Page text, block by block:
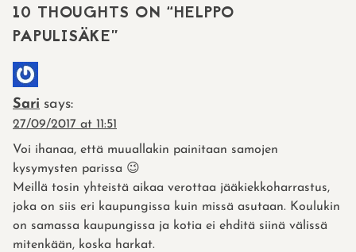
10 THOUGHTS ON “HELPPO
PAPULISÄKE”
Sari says:
27/09/2017 at 11:51
Voi ihanaa, että muuallakin painitaan samojen
kysymysten parissa 😉
Meillä tosin yhteistä aikaa verottaa jääkiekkoharrastus,
joka on siis eri kaupungissa kuin missä asutaan. Koulukin
on samassa kaupungissa ja kotia ei ehditä siinä välissä
mitenkään, koska harkat.